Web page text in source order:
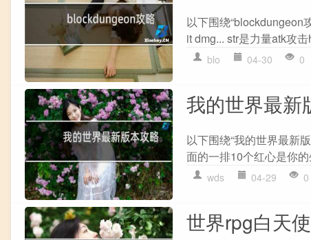
以下围绕“blockdungeon
it dmg... str是力量atk攻
blo 04-30 0
我的世界最新
以下围绕“我的世界最新
面的一排10个红心是你
wds 04-29 0
世界rpg白天